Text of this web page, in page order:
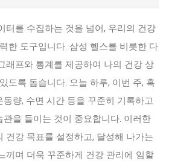
터를 수집하는 것을 넘어, 우리의 건강
한 도구입니다. 삼성 헬스를 비롯한 다
래프와 통계를 제공하여 나의 건강 상
도록 돕습니다. 오늘 하루, 이번 주, 혹
동량, 수면 시간 등을 꾸준히 기록하고
을 들이는 것이 중요합니다. 이러한
건강 목표를 설정하고, 달성해 나가는
끼며 더욱 꾸준하게 건강 관리에 임할